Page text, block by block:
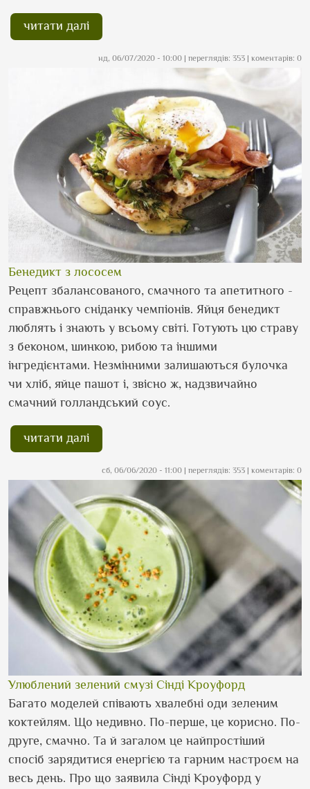
читати далі
нд, 06/07/2020 - 10:00 | переглядів: 353 | коментарів: 0
Бенедикт з лососем
Рецепт збалансованого, смачного та апетитного -
справжнього сніданку чемпіонів. Яйця бенедикт
люблять і знають у всьому світі. Готують цю страву
з беконом, шинкою, рибою та іншими
інгредієнтами. Незмінними залишаються булочка
чи хліб, яйце пашот і, звісно ж, надзвичайно
смачний голландський соус.
читати далі
сб, 06/06/2020 - 11:00 | переглядів: 353 | коментарів: 0
Улюблений зелений смузі Сінді Кроуфорд
Багато моделей співають хвалебні оди зеленим
коктейлям. Що недивно. По-перше, це корисно. По-
друге, смачно. Та й загалом це найпростіший
спосіб зарядитися енергією та гарним настроєм на
весь день. Про що заявила Сінді Кроуфорд у